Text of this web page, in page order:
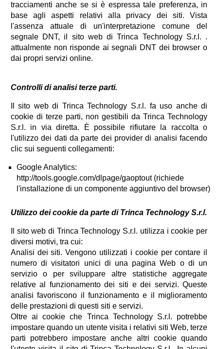
tracciamenti anche se si è espressa tale preferenza, in
base agli aspetti relativi alla privacy dei siti. Vista
l'assenza attuale di un'interpretazione comune del
segnale DNT, il sito web di Trinca Technology S.r.l. .
attualmente non risponde ai segnali DNT dei browser o
dai propri servizi online.
Controlli di analisi terze parti.
Il sito web di Trinca Technology S.r.l. fa uso anche di
cookie di terze parti, non gestibili da Trinca Technology
S.r.l. in via diretta. È possibile rifiutare la raccolta o
l'utilizzo dei dati da parte dei provider di analisi facendo
clic sui seguenti collegamenti:
Google Analytics:
http://tools.google.com/dlpage/gaoptout (richiede
l'installazione di un componente aggiuntivo del browser)
Utilizzo dei cookie da parte di Trinca Technology S.r.l.
Il sito web di Trinca Technology S.r.l. utilizza i cookie per
diversi motivi, tra cui:
Analisi dei siti. Vengono utilizzati i cookie per contare il
numero di visitatori unici di una pagina Web o di un
servizio o per sviluppare altre statistiche aggregate
relative al funzionamento dei siti e dei servizi. Queste
analisi favoriscono il funzionamento e il miglioramento
delle prestazioni di questi siti e servizi.
Oltre ai cookie che Trinca Technology S.r.l. potrebbe
impostare quando un utente visita i relativi siti Web, terze
parti potrebbero impostare anche altri cookie quando